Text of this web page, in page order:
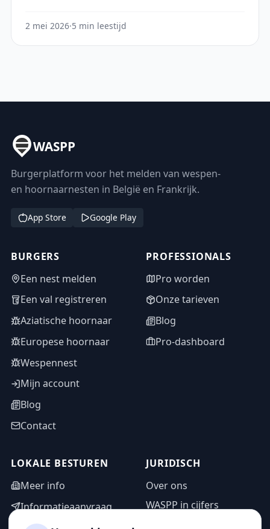
2 mei 2026·5 min leestijd
WASPP
Burgerplatform voor het melden van wespen-
en hoornaarnesten in België en Frankrijk.
App Store Google Play
BURGERS
Een nest melden
Een val registreren
Aziatische hoornaar
Europese hoornaar
Wespennest
Mijn account
Blog
Contact
PROFESSIONALS
Pro worden
Onze tarieven
Blog
Pro-dashboard
LOKALE BESTUREN
Meer info
Informatieaanvraag
JURIDISCH
Over ons
WASPP in cijfers